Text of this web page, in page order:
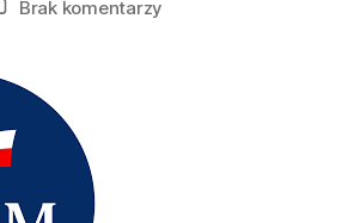
Brak komentarzy